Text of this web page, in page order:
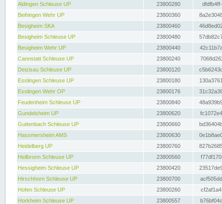
Aldingen Schleuse UP
23800280
Beihingen Wehr UP
23800360
Besigheim SKA
23800460
Besigheim Schleuse UP
23800480
Besigheim Wehr UP
23800440
Cannstatt Schleuse UP
23800240
Deizisau Schleuse UP
23800120
Esslingen Schleuse UP
23800180
Esslingen Wehr OP
23800176
Feudenheim Schleuse UP
23800840
Gundelsheim UP
23800620
Guttenbach Schleuse UP
23800660
Hassmersheim AMS
23800630
Heidelberg UP
23800760
Heilbronn Schleuse UP
23800560
Hessigheim Schleuse UP
23800420
Hirschhorn Schleuse UP
23800700
Hofen Schleuse UP
23800260
Horkheim Schleuse UP
23800557